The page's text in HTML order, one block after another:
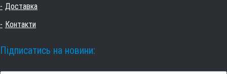
Доставка
Контакти
Підписатись на новини: